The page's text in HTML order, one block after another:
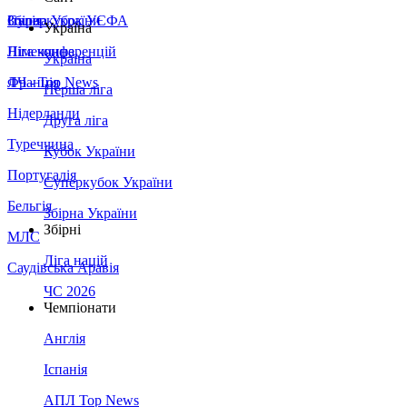
Збірна України
Італія
Німеччина
Франція
Нідерланди
Туреччина
Португалія
Бельгія
МЛС
Саудівська Аравія
Суперкубок УЄФА
Ліга конференцій
ЛЧ - Top News
Україна
Україна
Перша ліга
Друга ліга
Кубок України
Суперкубок України
Збірна України
Збірні
Ліга націй
ЧС 2026
Чемпіонати
Англія
Іспанія
АПЛ Top News